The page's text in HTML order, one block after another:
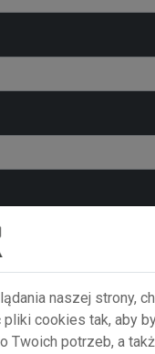
naszej strony,
cookies tak, aby
Twoich potrzeb, a